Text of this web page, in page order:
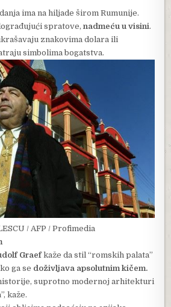
ima na hiljade širom Rumunije.
spratove,nadmeću u visini.
znakovima dolara ili
simbolima bogatstva.
/ AFP / Profimedia
Graefkaže da stil “romskih palata”
ga se doživljava apsolutnim kičem.
suprotno modernoj arhitekturi
kaže.